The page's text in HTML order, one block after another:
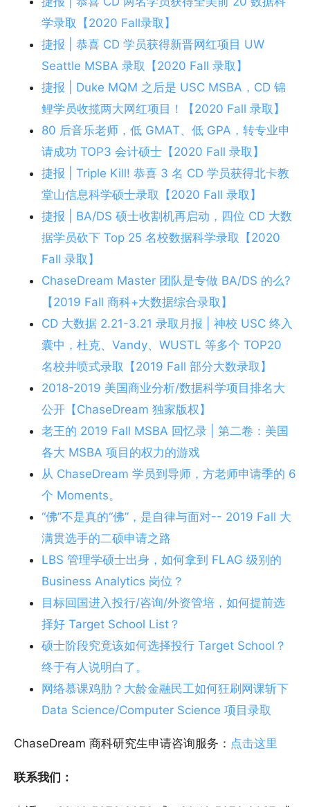
学录取【2020 Fall录取】
捷报 | 恭喜 CD 学员获得新晋网红项目 UW
Seattle MSBA 录取【2020 Fall 录取】
捷报 | Duke MQM 之后是 USC MSBA，CD 锦
鲤学员收揽两大网红项目！【2020 Fall 录取】
80 后音乐老师，低 GMAT、低 GPA，转专业申
请成功 TOP3 会计硕士【2020 Fall 录取】
捷报 | Triple Kill! 恭喜 3 名 CD 学员获得北卡教
堂山信息科学硕士录取【2020 Fall 录取】
捷报 | BA/DS 硕士收割机再启动，四位 CD 大数
据学员砍下 Top 25 名校数据科学录取【2020
Fall 录取】
ChaseDream Master 团队是专做 BA/DS 的么?
【2019 Fall 商科+大数据综合录取】
CD 大数据 2.21-3.21 录取月报 | 神校 USC 终入
囊中，杜克、Vandy、WUSTL 等多个 TOP20
名校井喷式录取【2019 Fall 部分大数录取】
2018-2019 美国商业分析/数据科学项目排名大
公开【ChaseDream 独家版权】
老王的 2019 Fall MSBA 回忆录 | 第二卷：美国
各大 MSBA 项目的权力的游戏
从 ChaseDream 学员到导师，方老师申请季的 6
个 Moments。
“佛”不是真的“佛”，是自律与面对-- 2019 Fall 大
满贯选手的二硕申请之路
LBS 管理学硕士出身，如何拿到 FLAG 级别的
Business Analytics 岗位？
目标回国进入投行/咨询/外资管培，如何提前选
择好 Target School List？
硕士阶段究竟该如何选择投行 Target School？
终于有人说明白了。
网络慕课鸡肋？大龄金融民工如何狂刷网课斩下
Data Science/Computer Science 项目录取
ChaseDream 商科研究生申请咨询服务： 点击这里
联系我们：